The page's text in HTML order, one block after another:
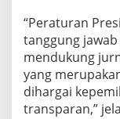
“Peraturan
tanggung
mendukung
yang
dihargai
transparan,”